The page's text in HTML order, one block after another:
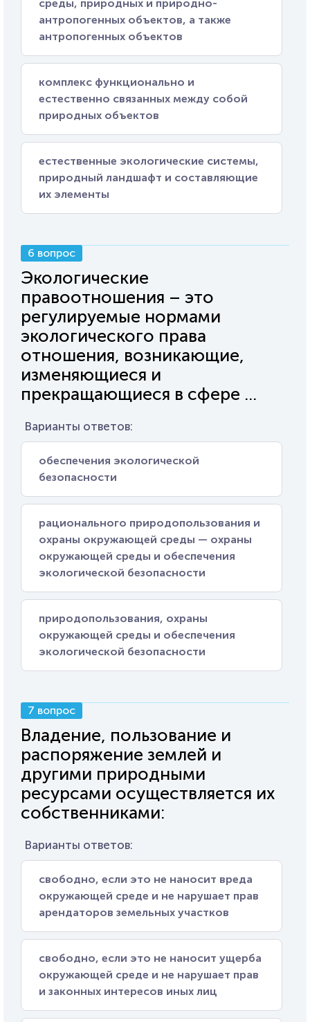
среды, природных и природно-
антропогенных объектов, а также
антропогенных объектов
комплекс функционально и
естественно связанных между собой
природных объектов
естественные экологические системы,
природный ландшафт и составляющие
их элементы
6 вопрос
Экологические
правоотношения – это
регулируемые нормами
экологического права
отношения, возникающие,
изменяющиеся и
прекращающиеся в сфере ...
Варианты ответов:
обеспечения экологической
безопасности
рационального природопользования и
охраны окружающей среды — охраны
окружающей среды и обеспечения
экологической безопасности
природопользования, охраны
окружающей среды и обеспечения
экологической безопасности
7 вопрос
Владение, пользование и
распоряжение землей и
другими природными
ресурсами осуществляется их
собственниками:
Варианты ответов:
свободно, если это не наносит вреда
окружающей среде и не нарушает прав
арендаторов земельных участков
свободно, если это не наносит ущерба
окружающей среде и не нарушает прав
и законных интересов иных лиц